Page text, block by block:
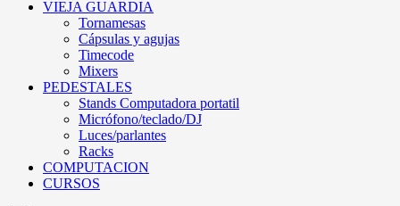
VIEJA GUARDIA
Tornamesas
Cápsulas y agujas
Timecode
Mixers
PEDESTALES
Stands Computadora portatil
Micrófono/teclado/DJ
Luces/parlantes
Racks
COMPUTACION
CURSOS